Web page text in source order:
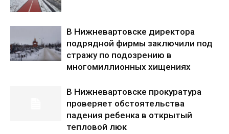
В Нижневартовске директора
подрядной фирмы заключили под
стражу по подозрению в
многомиллионных хищениях
В Нижневартовске прокуратура
проверяет обстоятельства
падения ребенка в открытый
тепловой люк